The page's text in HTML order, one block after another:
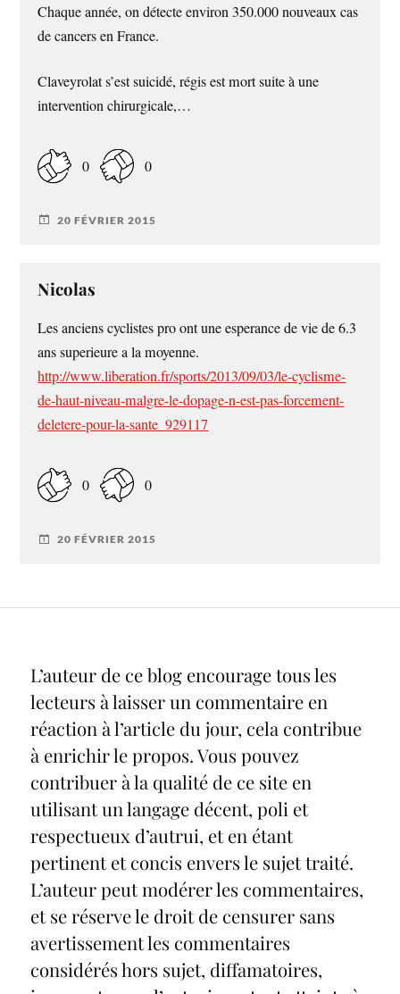
Chaque année, on détecte environ 350.000 nouveaux cas
de cancers en France.
Claveyrolat s’est suicidé, régis est mort suite à une
intervention chirurgicale,…
0 0
20 FÉVRIER 2015
Nicolas
Les anciens cyclistes pro ont une esperance de vie de 6.3
ans superieure a la moyenne.
http://www.liberation.fr/sports/2013/09/03/le-cyclisme-
de-haut-niveau-malgre-le-dopage-n-est-pas-forcement-
deletere-pour-la-sante_929117
0 0
20 FÉVRIER 2015
L’auteur de ce blog encourage tous les
lecteurs à laisser un commentaire en
réaction à l’article du jour, cela contribue
à enrichir le propos. Vous pouvez
contribuer à la qualité de ce site en
utilisant un langage décent, poli et
respectueux d’autrui, et en étant
pertinent et concis envers le sujet traité.
L’auteur peut modérer les commentaires,
et se réserve le droit de censurer sans
avertissement les commentaires
considérés hors sujet, diffamatoires,